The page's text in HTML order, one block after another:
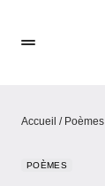
Accueil / Poèmes
POÈMES